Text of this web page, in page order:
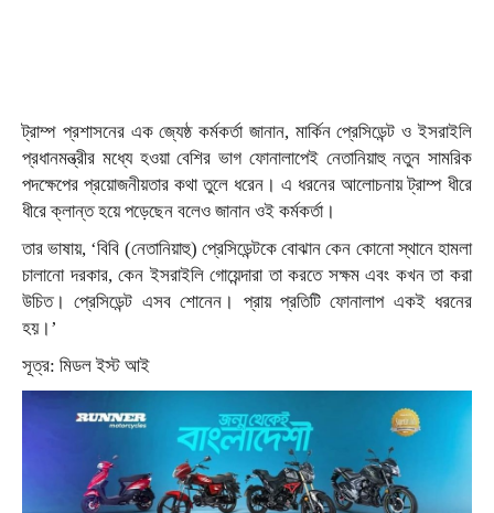
ট্রাম্প প্রশাসনের এক জ্যেষ্ঠ কর্মকর্তা জানান, মার্কিন প্রেসিডেন্ট ও ইসরাইলি
প্রধানমন্ত্রীর মধ্যে হওয়া বেশির ভাগ ফোনালাপেই নেতানিয়াহু নতুন সামরিক
পদক্ষেপের প্রয়োজনীয়তার কথা তুলে ধরেন। এ ধরনের আলোচনায় ট্রাম্প ধীরে
ধীরে ক্লান্ত হয়ে পড়েছেন বলেও জানান ওই কর্মকর্তা।
তার ভাষায়, ‘বিবি (নেতানিয়াহু) প্রেসিডেন্টকে বোঝান কেন কোনো স্থানে হামলা
চালানো দরকার, কেন ইসরাইলি গোয়েন্দারা তা করতে সক্ষম এবং কখন তা করা
উচিত। প্রেসিডেন্ট এসব শোনেন। প্রায় প্রতিটি ফোনালাপ একই ধরনের
হয়।’
সূত্র: মিডল ইস্ট আই